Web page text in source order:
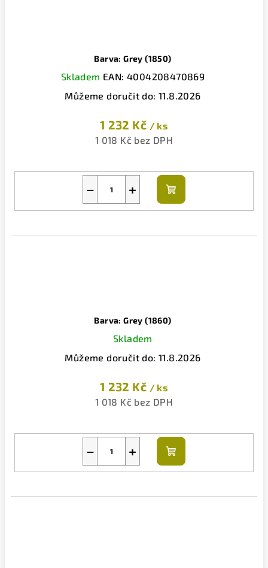
Barva: Grey (1850)
Skladem EAN: 4004208470869
Můžeme doručit do: 11.8.2026
1 232 Kč / ks
1 018 Kč bez DPH
+
−
Do
košíku
Barva: Grey (1860)
Skladem
Můžeme doručit do: 11.8.2026
1 232 Kč / ks
1 018 Kč bez DPH
+
−
Do
košíku